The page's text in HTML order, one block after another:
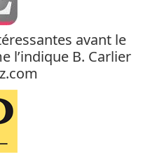
avant le
l’indique B. Carlier